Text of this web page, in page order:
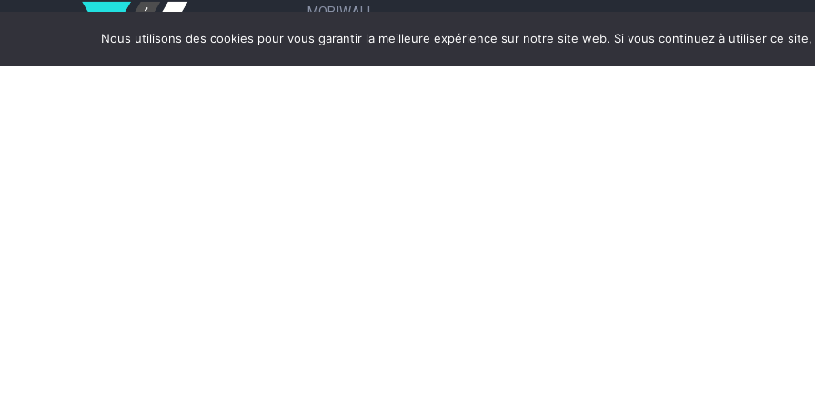
MOBIWALL
JOBS
Nous utilisons des cookies pour vous garantir la meilleure expérience sur notre site web. Si vous continuez à utiliser ce